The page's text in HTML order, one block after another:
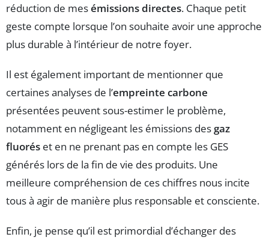
réduction de mesémissions directes. Chaque petit
geste compte lorsque l’on souhaite avoir une approche
plus durable à l’intérieur de notre foyer.
Il est également important de mentionner que
certaines analyses de l’empreinte carbone
présentées peuvent sous-estimer le problème,
notamment en négligeant les émissions des gaz
fluorés et en ne prenant pas en compte les GES
générés lors de la fin de vie des produits. Une
meilleure compréhension de ces chiffres nous incite
tous à agir de manière plus responsable et consciente.
Enfin, je pense qu’il est primordial d’échanger des